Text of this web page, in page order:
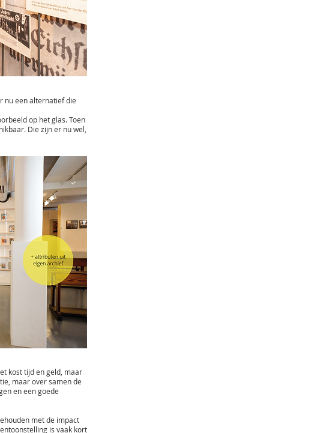
nu een alternatief die
op het glas. Toen
Die zijn er nu wel,
kost tijd en geld, maar
maar over samen de
en een goede
met de impact
is vaak kort